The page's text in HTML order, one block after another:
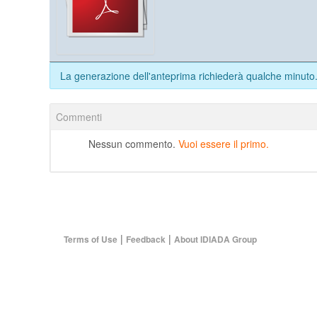
La generazione dell'anteprima richiederà qualche minuto.
Commenti
Nessun commento. Vuoi essere il primo.
Terms of Use | Feedback | About IDIADA Group